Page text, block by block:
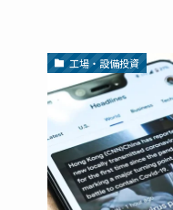
工場・設備投資